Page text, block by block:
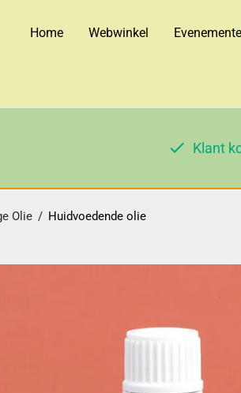
Home Webwinkel
Klant
Olie / Huidvoedende olie